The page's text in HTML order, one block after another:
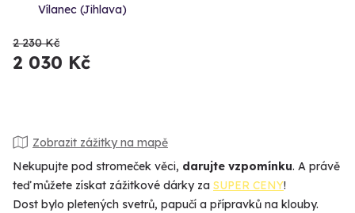
Vílanec (Jihlava)
2 230 Kč
2 030 Kč
Zobrazit zážitky na mapě
Nekupujte pod stromeček věci, darujte vzpomínku. A právě
teď můžete získat zážitkové dárky za SUPER CENY!
Dost bylo pletených svetrů, papučí a přípravků na klouby.